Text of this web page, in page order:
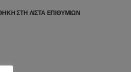
ΣΤΗ ΛΊΣΤΑ ΕΠΙΘΥΜΙΏΝ